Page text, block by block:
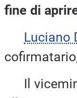
fine di
Luciano
Il